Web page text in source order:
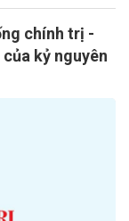
chính trị -
kỷ nguyên